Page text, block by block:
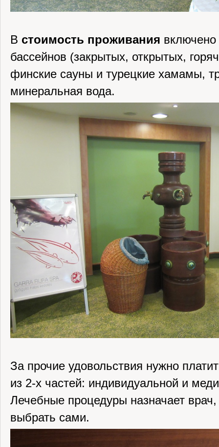
В стоимость проживания
бассейнов (закрытых, открытых,
финские сауны и турецкие хамамы,
минеральная вода.
За прочие удовольствия нужно
из 2-х частей: индивидуальной и
Лечебные процедуры назначает
выбрать сами.